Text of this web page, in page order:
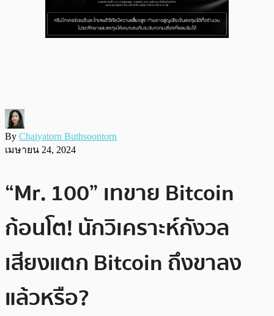
By Chaiyatorn Buthsoontorn
เมษายน 24, 2024
“Mr. 100” เทขาย Bitcoin
ก้อนโต! นักวิเคราะห์กังวล
เสียงแตก Bitcoin ถึงขาลง
แล้วหรือ?